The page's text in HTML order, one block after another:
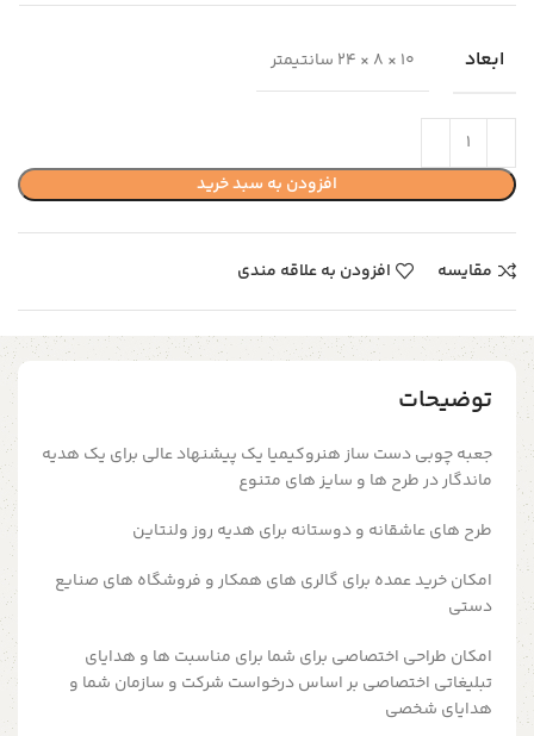
ابعاد 10 × 8 × 24 سانتیمتر
افزودن به سبد خرید
مقایسه افزودن به علاقه مندی
توضیحات
جعبه چوبی دست ساز هنروکیمیا یک پیشنهاد عالی برای یک هدیه
ماندگار در طرح ها و سایز های متنوع
طرح های عاشقانه و دوستانه برای هدیه روز ولنتاین
امکان خرید عمده برای گالری های همکار و فروشگاه های صنایع
دستی
امکان طراحی اختصاصی برای شما برای مناسبت ها و هدایای
تبلیغاتی اختصاصی بر اساس درخواست شرکت و سازمان شما و
هدایای شخصی